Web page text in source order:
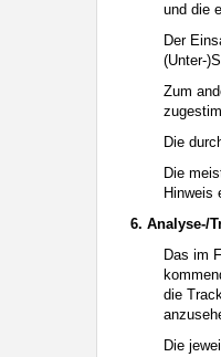
und die
Der
(Unter-
Zum
Die
Die
Hinweis
6. Analyse-/
Das im
die
Die